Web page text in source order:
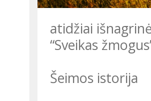
atidžiai
“Sveikas
Šeimos istorija